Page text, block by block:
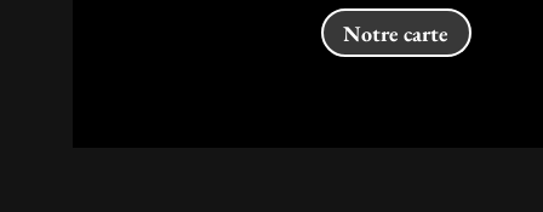
Notre carte